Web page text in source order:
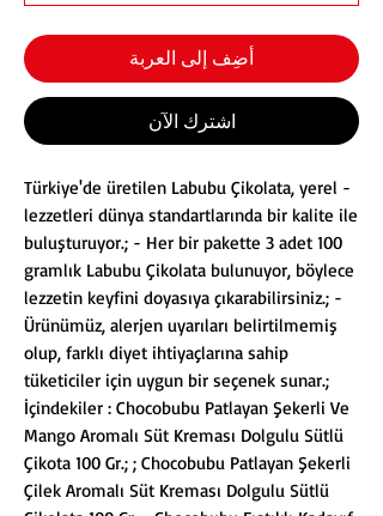
أضِف إلى العربة
اشترِك الآن
- Türkiye'de üretilen Labubu Çikolata, yerel
lezzetleri dünya standartlarında bir kalite ile
buluşturuyor.; - Her bir pakette 3 adet 100
gramlık Labubu Çikolata bulunuyor, böylece
lezzetin keyfini doyasıya çıkarabilirsiniz.; -
Ürünümüz, alerjen uyarıları belirtilmemiş
olup, farklı diyet ihtiyaçlarına sahip
tüketiciler için uygun bir seçenek sunar.;
İçindekiler : Chocobubu Patlayan Şekerli Ve
Mango Aromalı Süt Kreması Dolgulu Sütlü
Çikota 100 Gr.; ; Chocobubu Patlayan Şekerli
Çilek Aromalı Süt Kreması Dolgulu Sütlü